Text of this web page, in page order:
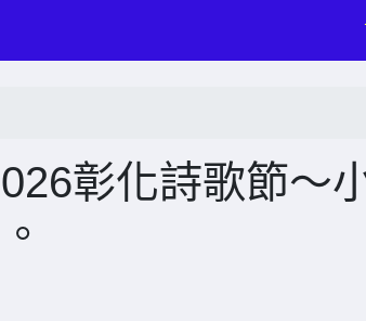
彰化詩歌節～